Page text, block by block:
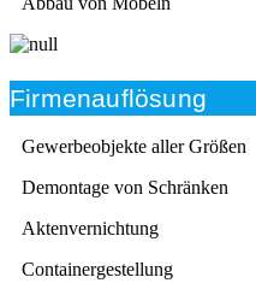
Firmenauflösung
Gewerbeobjekte aller Größen
Demontage von Schränken
Aktenvernichtung
Containergestellung